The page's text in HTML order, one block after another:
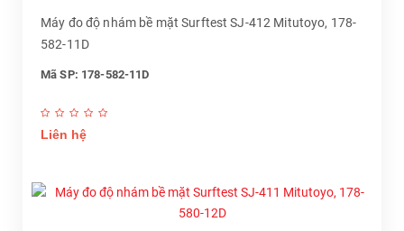
Máy đo độ nhám bề mặt Surftest SJ-412 Mitutoyo, 178-
582-11D
Mã SP: 178-582-11D
Liên hệ